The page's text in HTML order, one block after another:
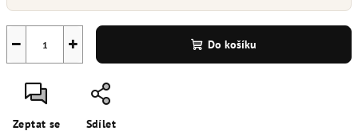
+
− Do košíku
Zeptat se Sdílet